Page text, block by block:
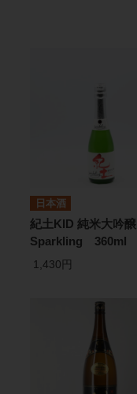
日本酒
紀土KID 純米大吟醸
Sparkling 360ml
1,430円